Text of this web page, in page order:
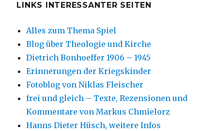
LINKS INTERESSANTER SEITEN
Alles zum Thema Spiel
Blog über Theologie und Kirche
Dietrich Bonhoeffer 1906 – 1945
Erinnerungen der Kriegskinder
Fotoblog von Niklas Fleischer
frei und gleich – Texte, Rezensionen und
Kommentare von Markus Chmielorz
Hanns Dieter Hüsch, weitere Infos